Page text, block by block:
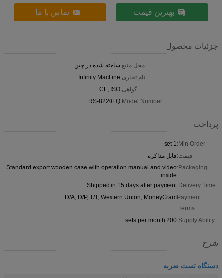
بهترین قیمت تماس با ما
جزئیات محصول
محل منبع:ساخته شده در چین
نام تجاری:Infinity Machine
گواهی:CE, ISO
Model Number:
RS-8220LQ
پرداخت
Min Order:
1 set
قیمت:قابل مذاکره
Packaging:
Standard export wooden case with operation manual and video
inside.
Delivery Time:
Shipped in 15 days after payment
Payment
Terms:
D/A, D/P, T/T, Western Union, MoneyGram
Supply Ability:
200 sets per month
شرح
دستگاه تست ضربه